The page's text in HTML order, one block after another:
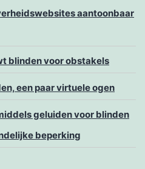
aantoonbaar
blinden voor obstakels
een paar virtuele ogen
geluiden voor blinden
beperking